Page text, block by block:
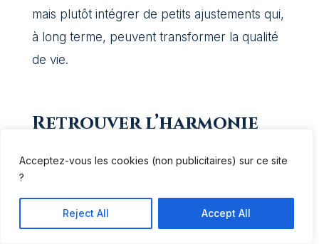
Acceptez-vous les cookies (non publicitaires) sur ce site
?
Reject All Accept All
mais plutôt intégrer de petits ajustements qui,
à long terme, peuvent transformer la qualité
de vie.
Retrouver l’harmonie
équilibrée
L’équilibrage des chakras est bien plus